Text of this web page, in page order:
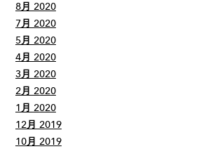
8月 2020
7月 2020
5月 2020
4月 2020
3月 2020
2月 2020
1月 2020
12月 2019
10月 2019